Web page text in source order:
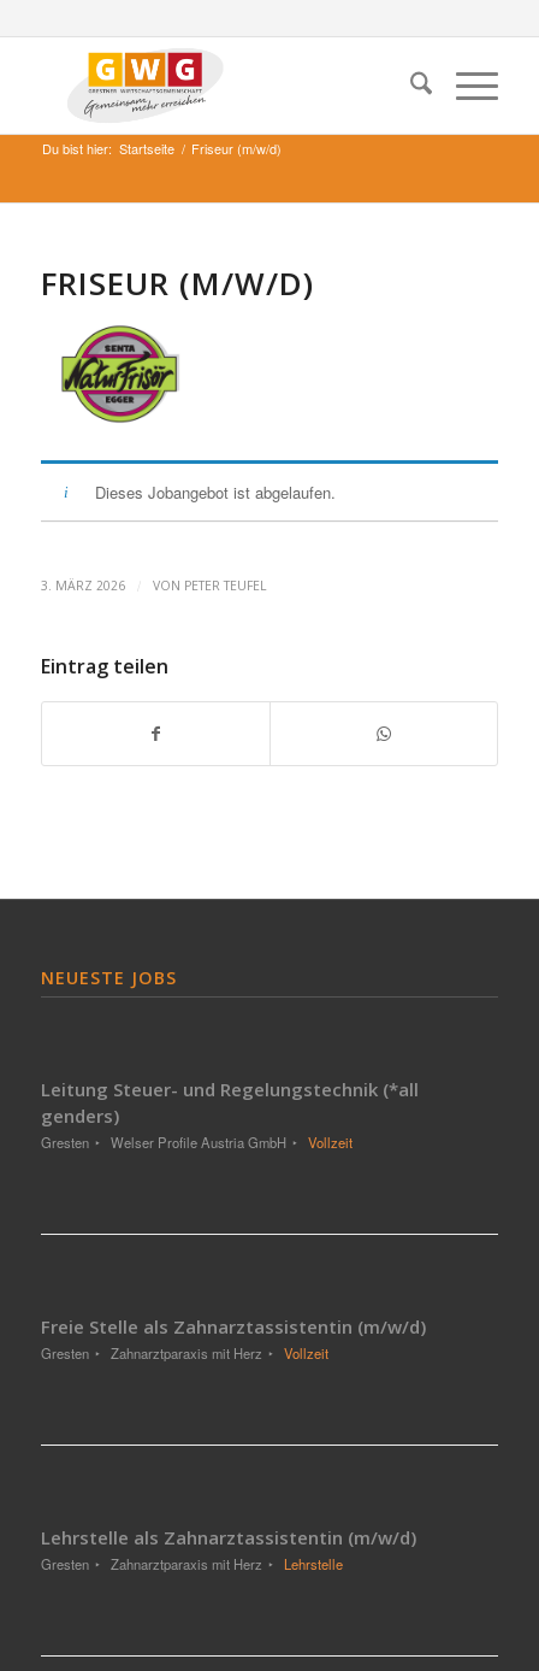
Du bist hier: Startseite / Friseur (m/w/d)
FRISEUR (M/W/D)
Dieses Jobangebot ist abgelaufen.
3. MÄRZ 2026 VON PETER TEUFEL
Eintrag teilen
NEUESTE JOBS
Leitung Steuer- und Regelungstechnik (*all
genders)
Gresten Welser Profile Austria GmbH Vollzeit
Freie Stelle als Zahnarztassistentin (m/w/d)
Gresten Zahnarztparaxis mit Herz Vollzeit
Lehrstelle als Zahnarztassistentin (m/w/d)
Gresten Zahnarztparaxis mit Herz Lehrstelle